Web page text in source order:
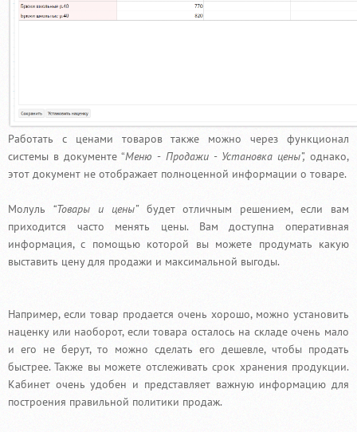
Работать с ценами товаров также можно через функционал
системы в документе “Меню- Продажи - Установка цены”,однако,
этот документ не отображает полноценной информации о товаре.
Молуль “Товары и цены”будет отличным решением, если вам
приходится часто менять цены. Вам доступна оперативная
информация, с помощью которой вы можете продумать какую
выставить цену для продажи и максимальной выгоды.
Например, если товар продается очень хорошо, можно установить
наценку или наоборот, если товара осталось на складе очень мало
и его не берут, то можно сделать его дешевле, чтобы продать
быстрее. Также вы можете отслеживать срок хранения продукции.
Кабинет очень удобен и представляет важную информацию для
построения правильной политики продаж.